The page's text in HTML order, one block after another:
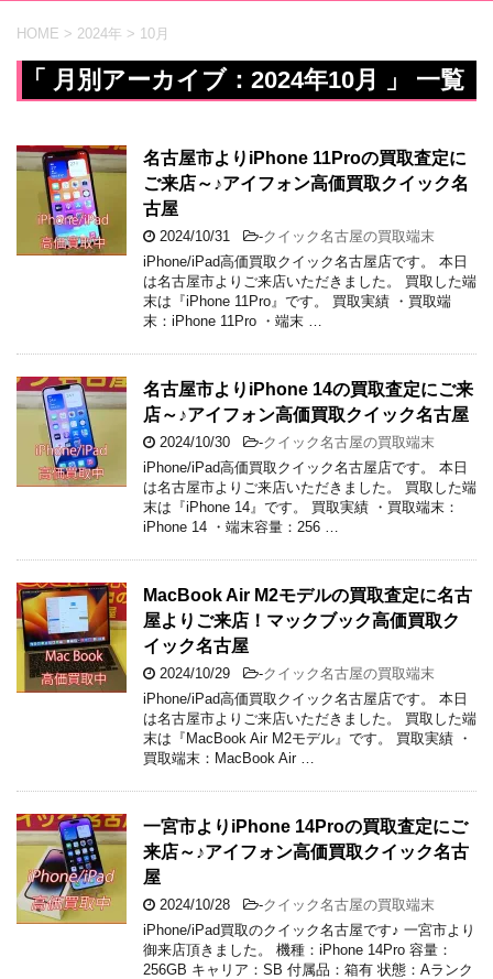
HOME > 2024年 > 10月
「 月別アーカイブ：2024年10月 」 一覧
名古屋市よりiPhone 11Proの買取査定に
ご来店～♪アイフォン高価買取クイック名
古屋
2024/10/31 -クイック名古屋の買取端末
iPhone/iPad高価買取クイック名古屋店です。 本日
は名古屋市よりご来店いただきました。 買取した端
末は『iPhone 11Pro』です。 買取実績 ・買取端
末：iPhone 11Pro ・端末 …
名古屋市よりiPhone 14の買取査定にご来
店～♪アイフォン高価買取クイック名古屋
2024/10/30 -クイック名古屋の買取端末
iPhone/iPad高価買取クイック名古屋店です。 本日
は名古屋市よりご来店いただきました。 買取した端
末は『iPhone 14』です。 買取実績 ・買取端末：
iPhone 14 ・端末容量：256 …
MacBook Air M2モデルの買取査定に名古
屋よりご来店！マックブック高価買取ク
イック名古屋
2024/10/29 -クイック名古屋の買取端末
iPhone/iPad高価買取クイック名古屋店です。 本日
は名古屋市よりご来店いただきました。 買取した端
末は『MacBook Air M2モデル』です。 買取実績 ・
買取端末：MacBook Air …
一宮市よりiPhone 14Proの買取査定にご
来店～♪アイフォン高価買取クイック名古
屋
2024/10/28 -クイック名古屋の買取端末
iPhone/iPad買取のクイック名古屋です♪ 一宮市より
御来店頂きました。 機種：iPhone 14Pro 容量：
256GB キャリア：SB 付属品：箱有 状態：Aランク